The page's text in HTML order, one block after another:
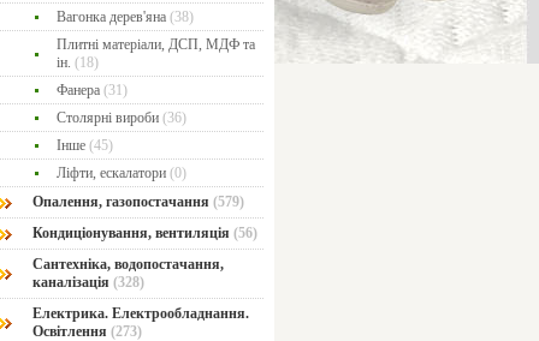
Вагонка дерев'яна (38)
Плитні матеріали, ДСП, МДФ та
ін. (18)
Фанера (31)
Столярні вироби (36)
Інше (45)
Ліфти, ескалатори (0)
Опалення, газопостачання (579)
Кондиціонування, вентиляція (56)
Сантехніка, водопостачання,
каналізація (328)
Електрика. Електрообладнання.
Освітлення (273)